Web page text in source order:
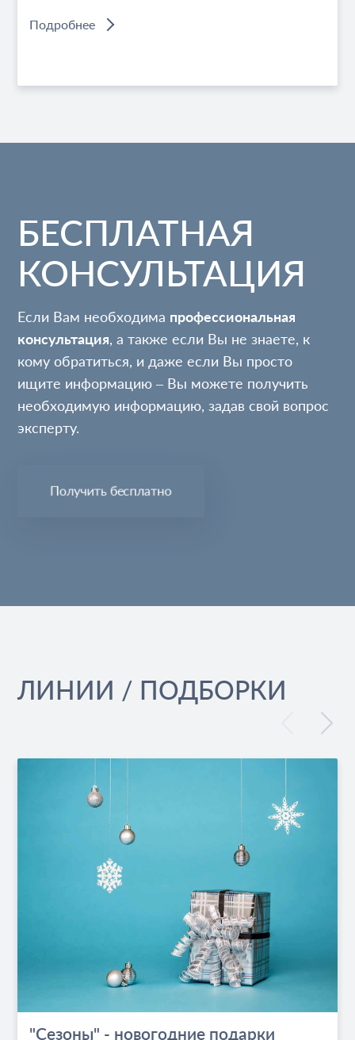
Подробнее
БЕСПЛАТНАЯ
КОНСУЛЬТАЦИЯ
Если Вам необходима профессиональная
консультация, а также если Вы не знаете, к
кому обратиться, и даже если Вы просто
ищите информацию – Вы можете получить
необходимую информацию, задав свой вопрос
эксперту.
Получить бесплатно
ЛИНИИ / ПОДБОРКИ
"Сезоны" - новогодние подарки